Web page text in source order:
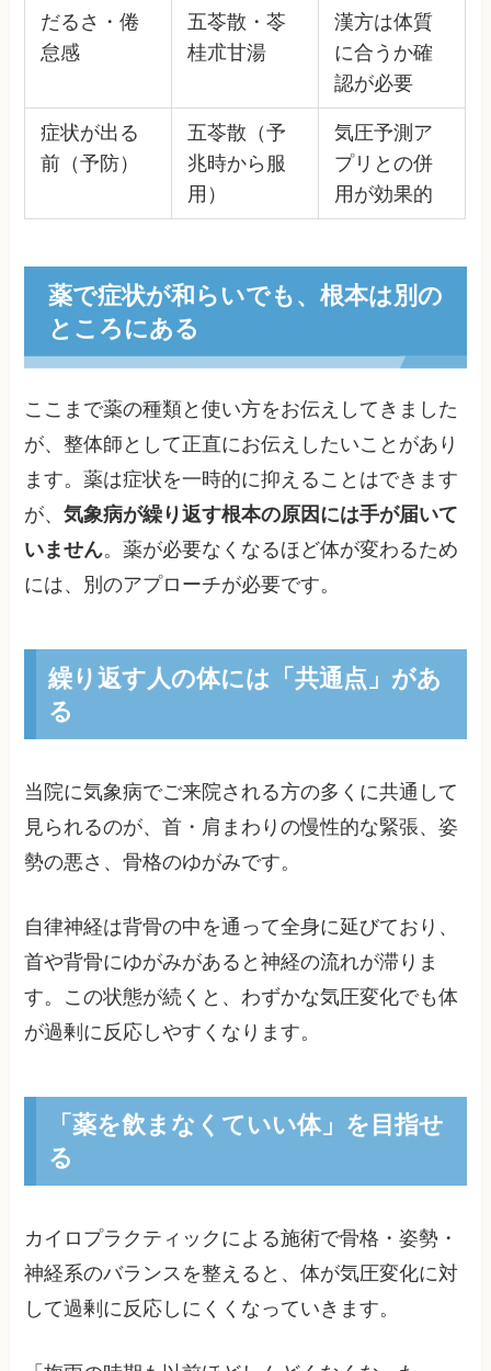
だるさ・倦
怠感
五苓散・苓
桂朮甘湯
漢方は体質
に合うか確
認が必要
症状が出る
前（予防）
五苓散（予
兆時から服
用）
気圧予測ア
プリとの併
用が効果的
薬で症状が和らいでも、根本は別の
ところにある
ここまで薬の種類と使い方をお伝えしてきました
が、整体師として正直にお伝えしたいことがあり
ます。薬は症状を一時的に抑えることはできます
が、気象病が繰り返す根本の原因には手が届いて
いません。薬が必要なくなるほど体が変わるため
には、別のアプローチが必要です。
繰り返す人の体には「共通点」があ
る
当院に気象病でご来院される方の多くに共通して
見られるのが、首・肩まわりの慢性的な緊張、姿
勢の悪さ、骨格のゆがみです。
自律神経は背骨の中を通って全身に延びており、
首や背骨にゆがみがあると神経の流れが滞りま
す。この状態が続くと、わずかな気圧変化でも体
が過剰に反応しやすくなります。
「薬を飲まなくていい体」を目指せ
る
カイロプラクティックによる施術で骨格・姿勢・
神経系のバランスを整えると、体が気圧変化に対
して過剰に反応しにくくなっていきます。